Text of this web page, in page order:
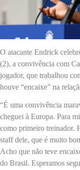
O atacante Endrick
(2), a convivência com
jogador, que trabalhou
houve “encaixe” na
“É uma convivência
cheguei à Europa. Para
como primeiro treinador.
staff dele, que é muito
Acho que não teve
do Brasil. Esperamos